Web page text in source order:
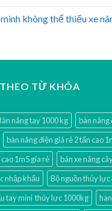
không thể thiếu xe
TỪ KHÓA
nâng tay 1000 kg
bàn nâng
bàn nâng điện giá rẻ 2 tấn cao
1m5 gía rẻ
bán xe nâng
nhập khẩu
Bộ nguồn thủy lực
tay mini thủy lực 1000kg